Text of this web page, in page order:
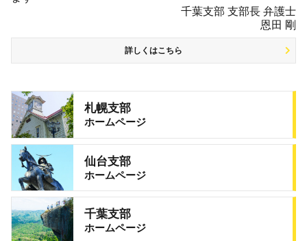
千葉支部 支部長 弁護士
恩田 剛
詳しくはこちら
札幌支部
ホームページ
仙台支部
ホームページ
千葉支部
ホームページ